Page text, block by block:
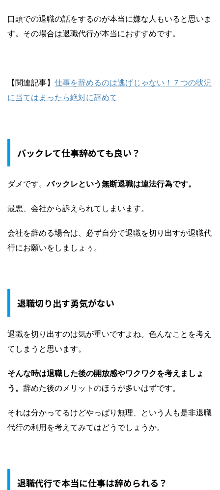
口頭での退職の話をするのが本当に嫌な人もいると思いま
す。その場合は退職代行が本当におすすめです。
【関連記事】 仕事を辞めるのは逃げじゃない！７つの状況
に当てはまったら絶対に辞めて
バックレて仕事辞めても良い？
ダメです。バックレという無断退職は違法行為です。
最悪、会社から訴えられてしまいます。
会社を辞める場合は、必ず自分で退職を切り出すか退職代
行にお願いをしましょぅ。
退職切り出す勇気がない
退職を切り出すのは気が重いですよね。色んなことを考え
てしまうと思います。
そんな時は退職した後の開放感やワクワクを考えましょ
う。 辞めた後のメリットのほうが多いはずです。
それは分かってるけどやっぱり無理、という人も是非退職
代行の利用を考えてみてはどうでしょうか。
退職代行で本当に仕事は辞められる？